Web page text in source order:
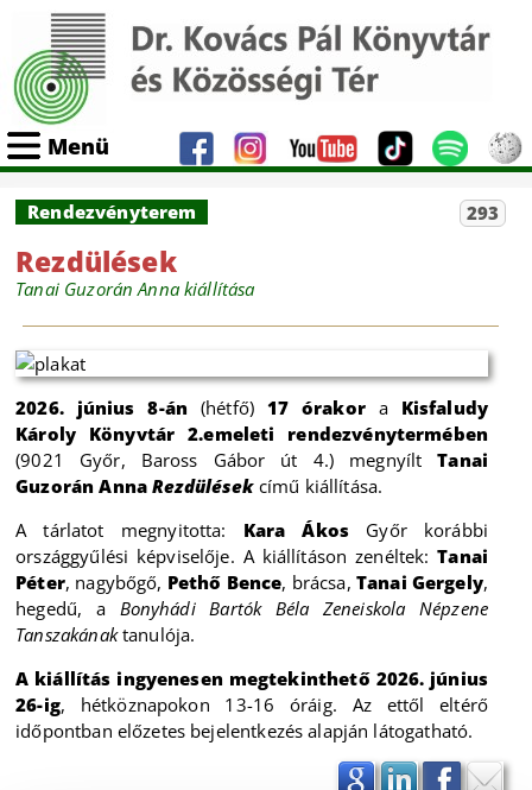
Menü
293
Rendezvényterem
Rezdülések
Tanai Guzorán Anna kiállítása
2026. június 8-án (hétfő) 17 órakora Kisfaludy
Károly Könyvtár 2.emeleti rendezvénytermében
(9021 Győr, Baross Gábor út 4.) megnyíltTanai
Guzorán AnnaRezdülések című kiállítása.
A tárlatot megnyitotta: Kara Ákos Győr korábbi
országgyűlési képviselője. A kiállításon zenéltek:Tanai
Péter, nagybőgő, Pethő Bence, brácsa, Tanai Gergely,
hegedű, a Bonyhádi Bartók Béla Zeneiskola Népzene
Tanszakánaktanulója.
A kiállítás ingyenesen megtekinthető 2026. június
26-ig, hétköznapokon 13-16 óráig. Az ettől eltérő
időpontban előzetes bejelentkezés alapján látogatható.